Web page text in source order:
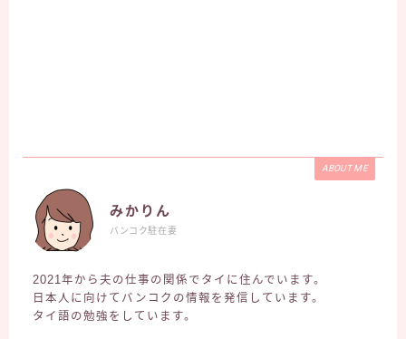
ABOUT ME
みかりん
バンコク駐在妻
2021年から夫の仕事の関係でタイに住んでいます。
日本人に向けてバンコクの情報を発信しています。
タイ語の勉強をしています。